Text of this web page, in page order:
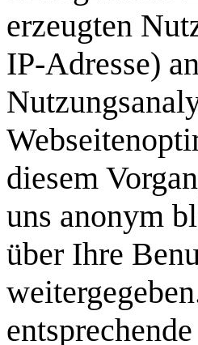
erzeugten
IP-Adresse)
diesem
uns anonym
über Ihre